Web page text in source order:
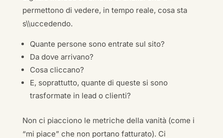
permettono di vedere, in tempo reale, cosa sta
s\\uccedendo.
Quante persone sono entrate sul sito?
Da dove arrivano?
Cosa cliccano?
E, soprattutto, quante di queste si sono
trasformate in lead o clienti?
Non ci piacciono le metriche della vanità (come i
“mi piace” che non portano fatturato). Ci